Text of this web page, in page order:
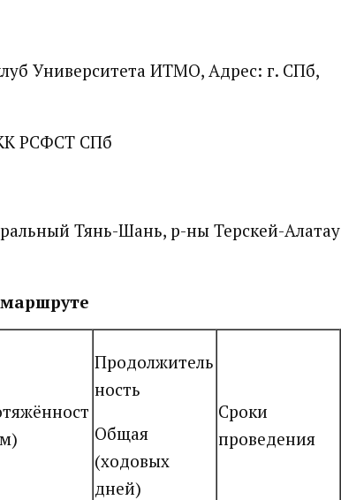
Университета ИТМО, Адрес: г. СПб,
РСФСТ СПб
Тянь-Шань, р-ны Терскей-Алатау
Продолжитель
ность
Общая
(ходовых
дней)
Сроки
проведения